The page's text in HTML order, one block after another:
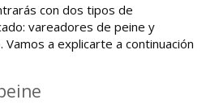
con dos tipos de
vareadores de peine y
a explicarte a continuación